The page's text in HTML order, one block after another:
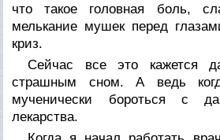
что такое головная боль,
мелькание мушек перед
криз.
Сейчас все это кажется
страшным сном. А ведь
мученически бороться с
лекарства.